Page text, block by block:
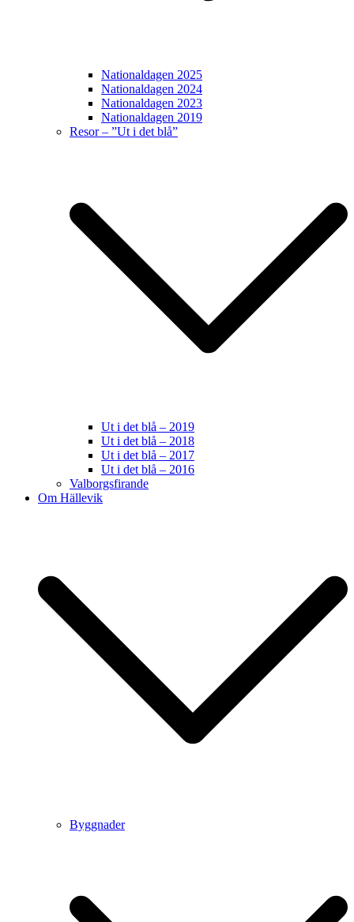
Nationaldagen 2025
Nationaldagen 2024
Nationaldagen 2023
Nationaldagen 2019
Resor – ”Ut i det blå”
Ut i det blå – 2019
Ut i det blå – 2018
Ut i det blå – 2017
Ut i det blå – 2016
Valborgsfirande
Om Hällevik
Byggnader